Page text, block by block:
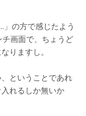
」の方で感じたよう
画面で、ちょうど
りますし。
ということであれ
れるしか無いか